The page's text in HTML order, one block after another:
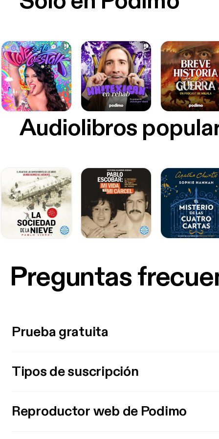
Audiolibros
Preguntas
Prueba gratuita
Tipos de suscripción
Reproductor web de Podimo